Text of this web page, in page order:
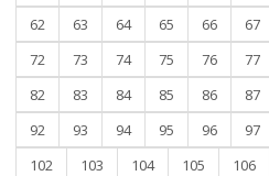
62
63 64 65 66 67
72
73 74 75 76 77
82
83 84 85 86 87
92
93 94 95 96 97
102
103 104 105 106